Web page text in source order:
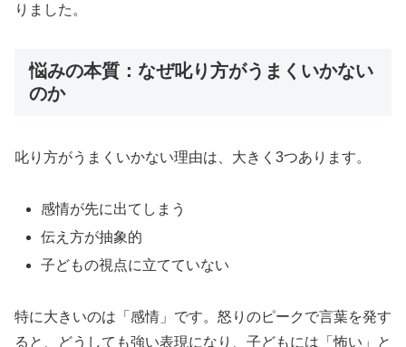
りました。
悩みの本質：なぜ叱り方がうまくいかない
のか
叱り方がうまくいかない理由は、大きく3つあります。
感情が先に出てしまう
伝え方が抽象的
子どもの視点に立てていない
特に大きいのは「感情」です。怒りのピークで言葉を発す
ると、どうしても強い表現になり、子どもには「怖い」と